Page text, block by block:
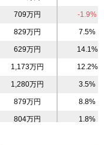
709万円 -1.9%
829万円 7.5%
629万円 14.1%
1,173万円 12.2%
1,280万円 3.5%
879万円 8.8%
804万円 1.8%